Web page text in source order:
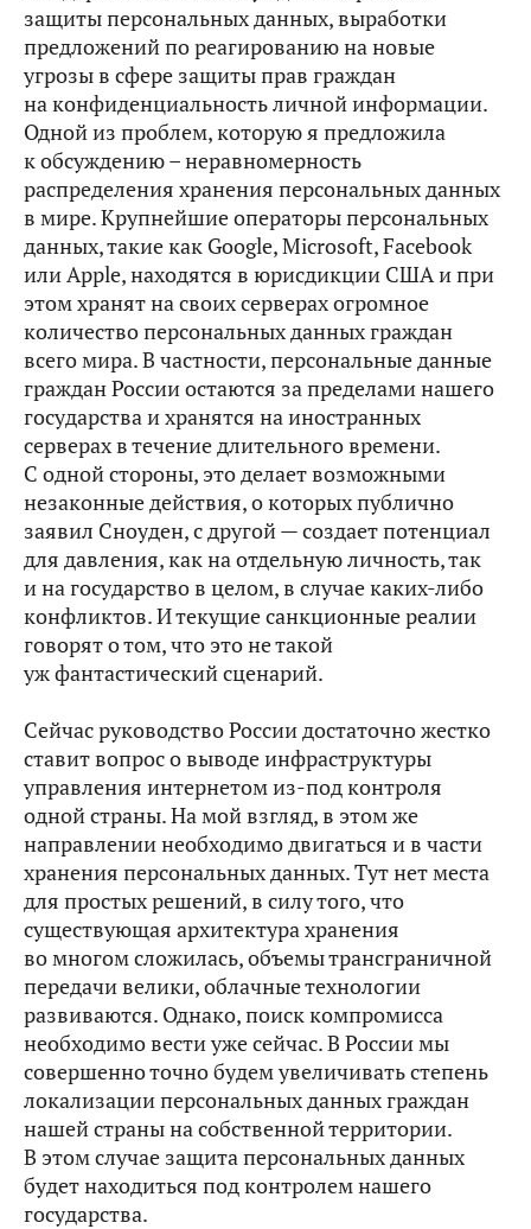
защиты персональных данных, выработки
предложений по реагированию на новые
угрозы в сфере защиты прав граждан
на конфиденциальность личной информации.
Одной из проблем, которую я предложила
к обсуждению – неравномерность
распределения хранения персональных данных
в мире. Крупнейшие операторы персональных
данных, такие как Google, Microsoft, Facebook
или Apple, находятся в юрисдикции США и при
этом хранят на своих серверах огромное
количество персональных данных граждан
всего мира. В частности, персональные данные
граждан России остаются за пределами нашего
государства и хранятся на иностранных
серверах в течение длительного времени.
С одной стороны, это делает возможными
незаконные действия, о которых публично
заявил Сноуден, с другой — создает потенциал
для давления, как на отдельную личность, так
и на государство в целом, в случае каких‑либо
конфликтов. И текущие санкционные реалии
говорят о том, что это не такой
уж фантастический сценарий.
Сейчас руководство России достаточно жестко
ставит вопрос о выводе инфраструктуры
управления интернетом из‑под контроля
одной страны. На мой взгляд, в этом же
направлении необходимо двигаться и в части
хранения персональных данных. Тут нет места
для простых решений, в силу того, что
существующая архитектура хранения
во многом сложилась, объемы трансграничной
передачи велики, облачные технологии
развиваются. Однако, поиск компромисса
необходимо вести уже сейчас. В России мы
совершенно точно будем увеличивать степень
локализации персональных данных граждан
нашей страны на собственной территории.
В этом случае защита персональных данных
будет находиться под контролем нашего
государства.